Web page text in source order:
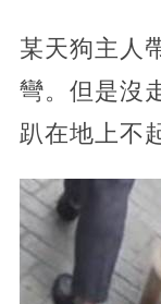
某天狗主人
彎。但是沒
趴在地上不